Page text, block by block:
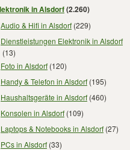
in Alsdorf(2.260)
Audio & Hifi in Alsdorf (229)
Dienstleistungen Elektronik in Alsdorf
(13)
Foto in Alsdorf (120)
Handy & Telefon in Alsdorf (195)
Haushaltsgeräte in Alsdorf (460)
Konsolen in Alsdorf (109)
Laptops & Notebooks in Alsdorf (27)
PCs in Alsdorf (33)